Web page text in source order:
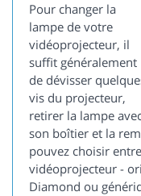
Pour changer la
lampe de votre
vidéoprojecteur, il
suffit généralement
de dévisser
vis du projecteur,
retirer la lampe
son boîtier et la
pouvez choisir
vidéoprojecteur -
Diamond ou